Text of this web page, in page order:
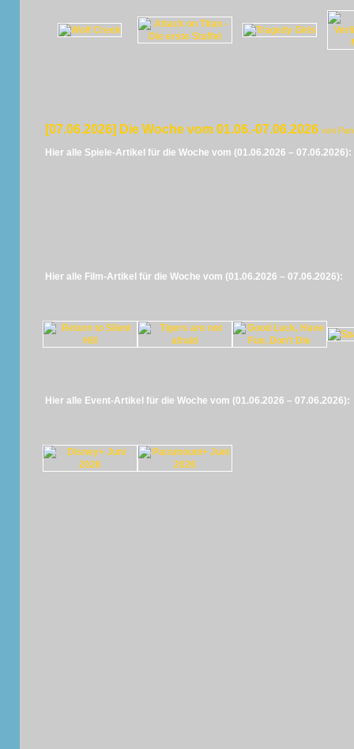
[07.06.2026] Die Woche vom 01.06.-07.06.2026 von
Hier alle Spiele-Artikel für die Woche vom (01.06.2026 – 07.06.2026):
Hier alle Film-Artikel für die Woche vom (01.06.2026 – 07.06.2026):
Hier alle Event-Artikel für die Woche vom (01.06.2026 – 07.06.2026):